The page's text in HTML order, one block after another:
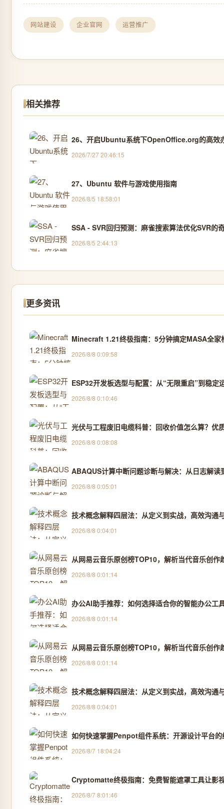
网站建设 企业官网 运营推广
相关推荐
26、开启Ubuntu系统下OpenOffice.org的高效
2026/7/27 20:46:15
27、Ubuntu 软件与游戏使用指南
2026/8/5 18:58:01
SSA - SVR回归预测：麻雀搜索算法优化SVR的
2026/8/5 2:44:13
更多资讯
Minecraft 1.21终极指南：5分钟搞定MASA全家
2026/8/8 0:09:58
ESP32开发板选型与配置：从“无限重启”到稳定
2026/8/8 0:10:46
光伏与工程废旧电缆科普：回收价值怎么算？优
2026/8/8 0:08:08
ABAQUS计算中断问题诊断与解决：从日志解读
2026/8/8 0:05:01
技术概念解释四层法：从定义到实战，高效沟通
2026/8/8 0:04:01
从网易云音乐原创榜TOP10，解析当代音乐创作
2026/8/8 0:01:14
办公AI助手推荐：如何选择适合你的智能办公工
2026/8/8 0:01:14
从网易云音乐原创榜TOP10，解析当代音乐创作
2026/8/8 0:01:14
技术概念解释四层法：从定义到实战，高效沟通
2026/8/8 0:04:01
如何快速掌握Penpot组件系统：开源设计平台的
2026/8/7 18:04:24
Cryptomatte终极指南：免费智能遮罩工具让影
2026/8/7 8:01:46